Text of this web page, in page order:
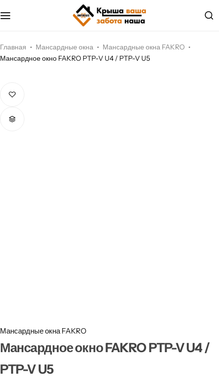
Главная Мансардные окна
Мансардные окна FAKRO
Мансардное окно FAKRO PTP-V U4 / PTP-V U5
Мансардные окна FAKRO
Мансардное окно FAKRO PTP-V U4 /
PTP-V U5
Металлочерепица
Водосток
Соффит
Наши проекты